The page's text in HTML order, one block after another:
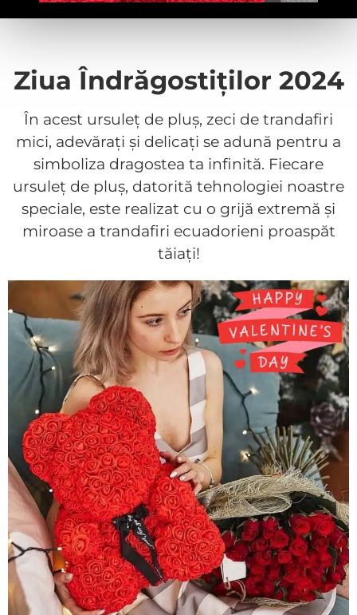
Ziua Îndrăgostiților 2024
În acest ursuleț de pluș, zeci de trandafiri
mici, adevărați și delicați se adună pentru a
simboliza dragostea ta infinită. Fiecare
ursuleț de pluș, datorită tehnologiei noastre
speciale, este realizat cu o grijă extremă și
miroase a trandafiri ecuadorieni proaspăt
tăiați!